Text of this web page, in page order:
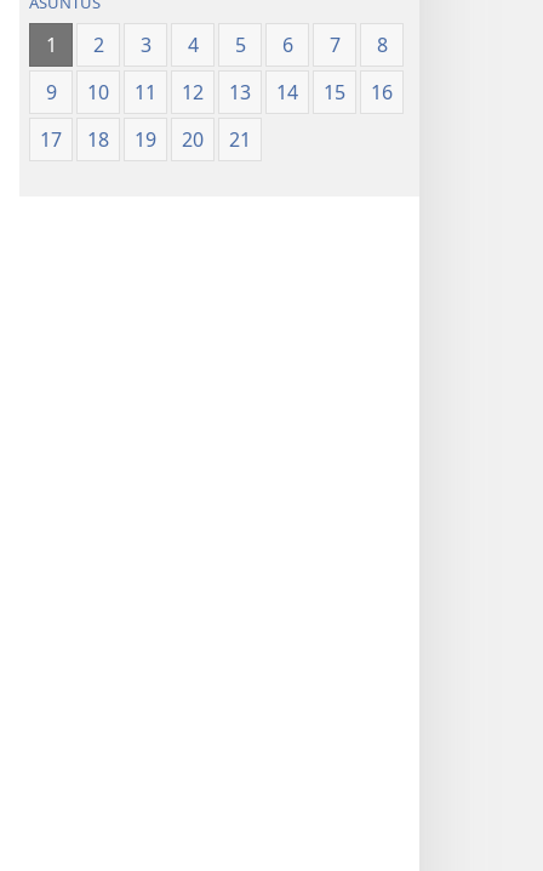
1 2 3 4 5 6 7
8
9
10 11 12 13 14 15
16
17
18 19 20 21